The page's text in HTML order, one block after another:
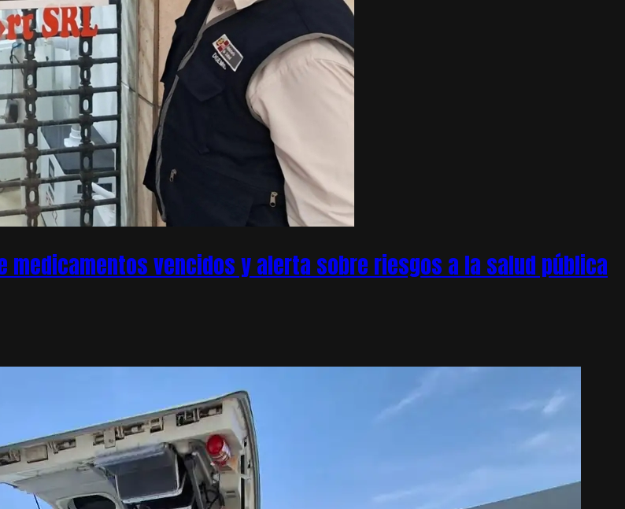
medicamentos vencidos y alerta sobre riesgos a la salud pública